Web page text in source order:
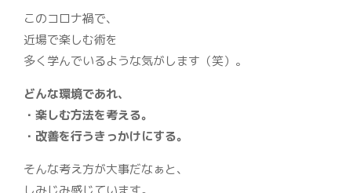
このコロナ禍で、
近場で楽しむ術を
多く学んでいるような気がします（笑）。
どんな環境であれ、
・楽しむ方法を考える。
・改善を行うきっかけにする。
そんな考え方が大事だなぁと、